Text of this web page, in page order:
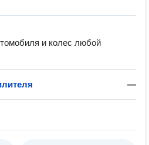
и колес любой
—